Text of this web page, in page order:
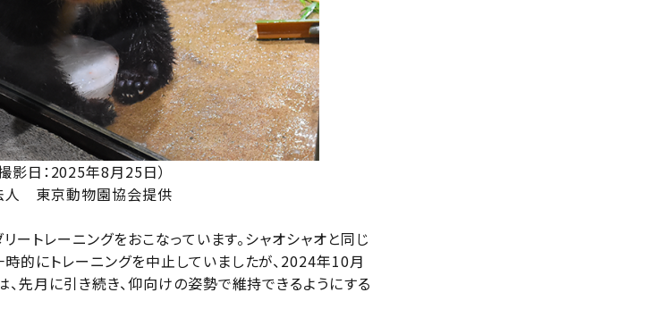
影日：2025年8月25日）
人 東京動物園協会提供
トレーニングをおこなっています。シャオシャオと同じ
的にトレーニングを中止していましたが、2024年10月
先月に引き続き、仰向けの姿勢で維持できるようにする